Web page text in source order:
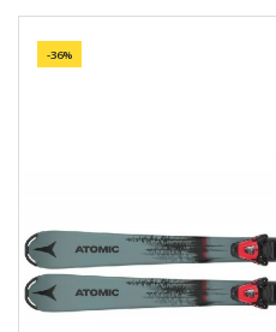
-36%